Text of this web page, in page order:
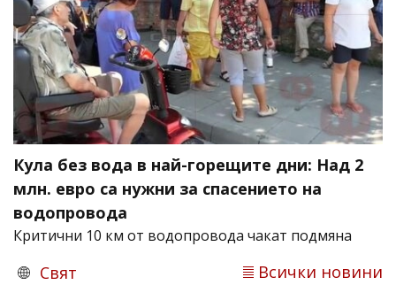
Кула без вода в най-горещите дни: Над 2
млн. евро са нужни за спасението на
водопровода
Критични 10 км от водопровода чакат подмяна
Свят Всички новини